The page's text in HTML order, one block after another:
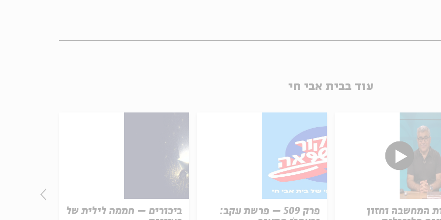
עוד בבית אבי חי
ביכורים – חממה לילית של
פרק 509 – פרשת עקב:
המחשבה וחזון